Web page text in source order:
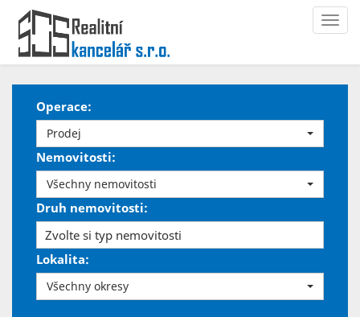
Operace:
Prodej
Nemovitosti:
Všechny nemovitosti
Druh nemovitosti:
Zvolte si typ nemovitosti
Lokalita:
Všechny okresy